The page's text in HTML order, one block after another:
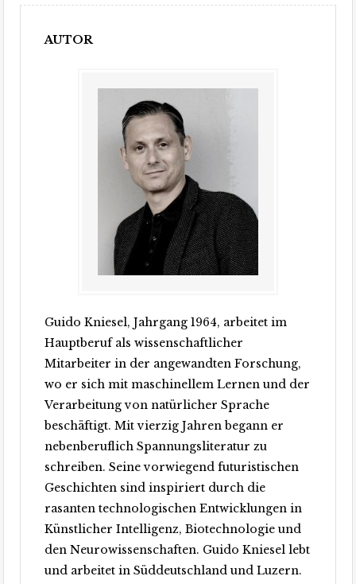
AUTOR
Guido Kniesel, Jahrgang 1964, arbeitet im
Hauptberuf als wissenschaftlicher
Mitarbeiter in der angewandten Forschung,
wo er sich mit maschinellem Lernen und der
Verarbeitung von natürlicher Sprache
beschäftigt. Mit vierzig Jahren begann er
nebenberuflich Spannungsliteratur zu
schreiben. Seine vorwiegend futuristischen
Geschichten sind inspiriert durch die
rasanten technologischen Entwicklungen in
Künstlicher Intelligenz, Biotechnologie und
den Neurowissenschaften. Guido Kniesel lebt
und arbeitet in Süddeutschland und Luzern.